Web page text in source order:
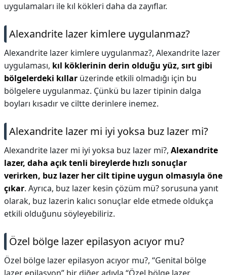
uygulamaları ile kıl kökleri daha da zayıflar.
Alexandrite lazer kimlere uygulanmaz?
Alexandrite lazer kimlere uygulanmaz?, Alexandrite lazer
uygulaması, kıl köklerinin derin olduğu yüz, sırt gibi
bölgelerdeki kıllar üzerinde etkili olmadığı için bu
bölgelere uygulanmaz. Çünkü bu lazer tipinin dalga
boyları kısadır ve ciltte derinlere inemez.
Alexandrite lazer mi iyi yoksa buz lazer mi?
Alexandrite lazer mi iyi yoksa buz lazer mi?, Alexandrite
lazer, daha açık tenli bireylerde hızlı sonuçlar
verirken, buz lazer her cilt tipine uygun olmasıyla öne
çıkar. Ayrıca, buz lazer kesin çözüm mü? sorusuna yanıt
olarak, buz lazerin kalıcı sonuçlar elde etmede oldukça
etkili olduğunu söyleyebiliriz.
Özel bölge lazer epilasyon acıyor mu?
Özel bölge lazer epilasyon acıyor mu?, “Genital bölge